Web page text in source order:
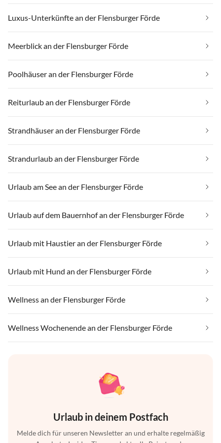
Luxus-Unterkünfte an der Flensburger Förde
Meerblick an der Flensburger Förde
Poolhäuser an der Flensburger Förde
Reiturlaub an der Flensburger Förde
Strandhäuser an der Flensburger Förde
Strandurlaub an der Flensburger Förde
Urlaub am See an der Flensburger Förde
Urlaub auf dem Bauernhof an der Flensburger Förde
Urlaub mit Haustier an der Flensburger Förde
Urlaub mit Hund an der Flensburger Förde
Wellness an der Flensburger Förde
Wellness Wochenende an der Flensburger Förde
Urlaub in deinem Postfach
Melde dich für unseren Newsletter an und erhalte regelmäßig